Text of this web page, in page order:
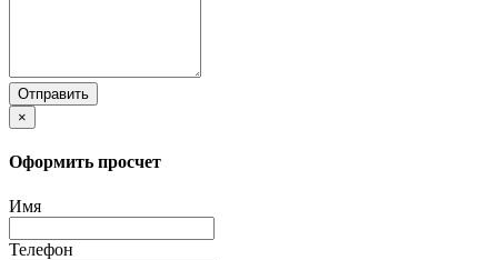
Отправить
×
Оформить просчет
Имя
Телефон